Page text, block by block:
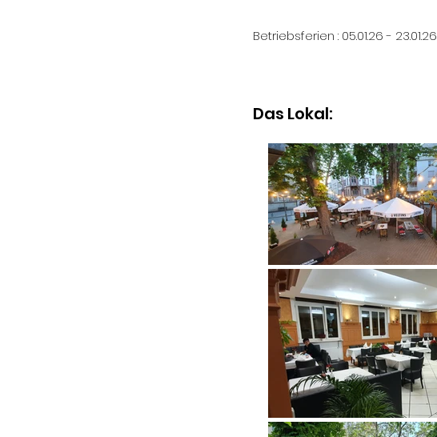
Betriebsferien : 05.01.26 - 23.01.26
Das Lokal: